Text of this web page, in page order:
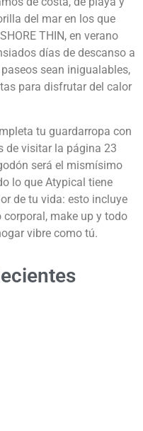
del mar en los que
THIN, en verano
días de descanso a
sean inigualables,
para disfrutar del calor
tu guardarropa con
de visitar la página 23
será el mismísimo
lo que Atypical tiene
de tu vida: esto incluye
make up y todo
vibre como tú.